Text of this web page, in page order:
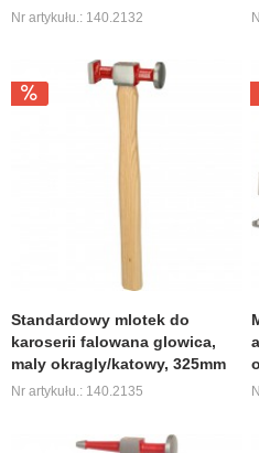
Nr artykułu.: 140.2132
Standardowy mlotek do
karoserii falowana glowica,
maly okragly/katowy, 325mm
Nr artykułu.: 140.2135